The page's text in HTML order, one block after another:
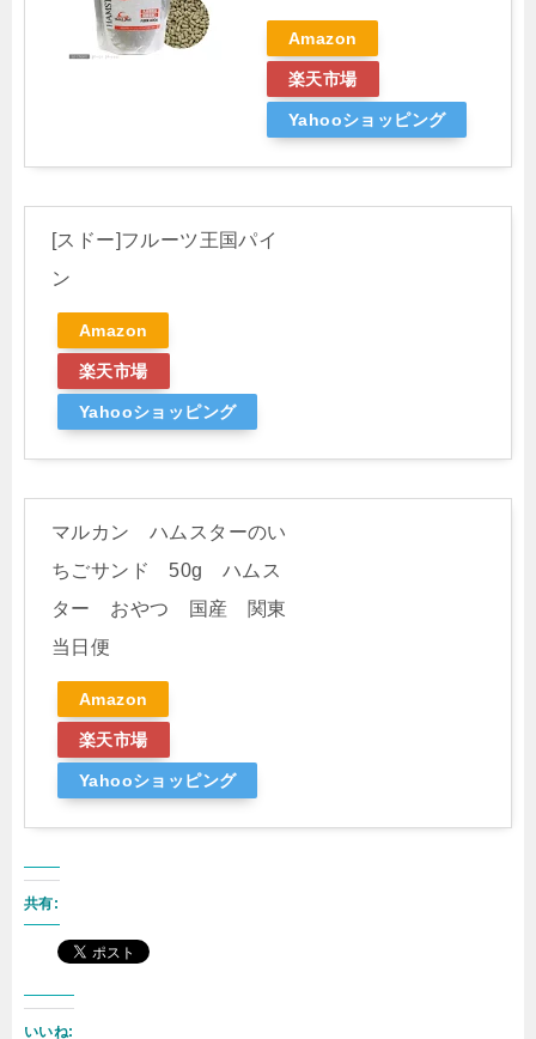
Amazon
楽天市場
Yahooショッピング
[スドー]フルーツ王国パイ
ン
Amazon
楽天市場
Yahooショッピング
マルカン ハムスターのい
ちごサンド 50g ハムス
ター おやつ 国産 関東
当日便
Amazon
楽天市場
Yahooショッピング
共有:
いいね: